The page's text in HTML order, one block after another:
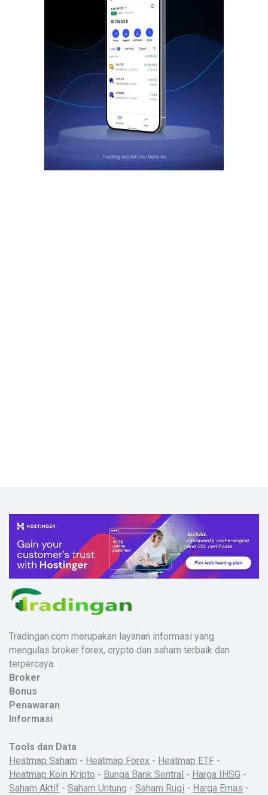
Tradingan.com merupakan layanan informasi yang
mengulas broker forex, crypto dan saham terbaik dan
terpercaya.
Broker
Bonus
Penawaran
Informasi
Tools dan Data
Heatmap Saham - Heatmap Forex - Heatmap ETF -
Heatmap Koin Kripto - Bunga Bank Sentral - Harga IHSG -
Saham Aktif - Saham Untung - Saham Rugi - Harga Emas -